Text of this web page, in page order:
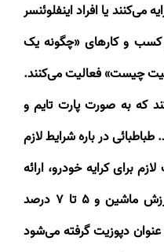
می‌کنند یا افراد اینفلوئنسر
کسب و کارهای «چگونه یک
چیست» فعالیت می‌کنند.
که به صورت پارت تایم و
در باره شرایط لازم
برای کرایه خودرو، ارائه
ماشین و۵ تا۷ درصد
دپوزیت گرفته می‌شود